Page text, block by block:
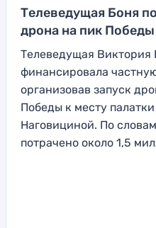
Телеведущая Боня
дрона на пик
Телеведущая Виктория
финансировала
организовав запуск
Победы к месту
Наговициной. По
потрачено около 1,5